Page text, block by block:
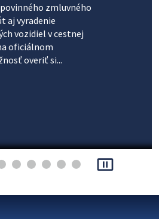
zmluvného
aj vyradenie
vozidiel v cestnej
oficiálnom
overiť si...
pause_presentation